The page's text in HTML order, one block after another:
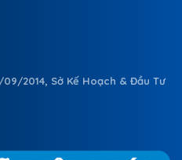
09/2014, Sở Kế Hoạch & Đầu Tư